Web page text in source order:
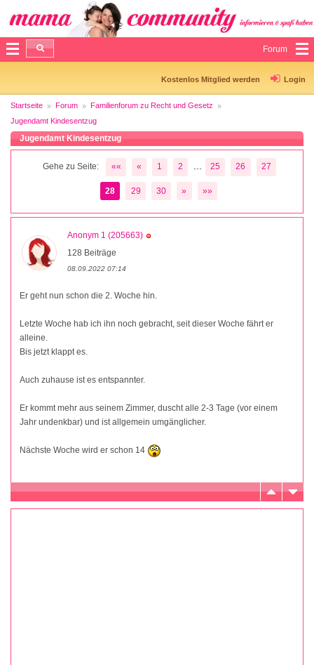
Forum
Kostenlos Mitglied werden Login
Startseite Forum
Familienforum zu Recht und Gesetz
Jugendamt Kindesentzug
Jugendamt Kindesentzug
Gehe zu Seite: «« « 1 2 25 26 27
28 29 30 » »»
Anonym 1 (205663)
128 Beiträge
08.09.2022 07:14
Er geht nun schon die 2. Woche hin.
Letzte Woche hab ich ihn noch gebracht, seit dieser Woche fährt er
alleine.
Bis jetzt klappt es.
Auch zuhause ist es entspannter.
Er kommt mehr aus seinem Zimmer, duscht alle 2-3 Tage (vor einem
Jahr undenkbar) und ist allgemein umgänglicher.
Nächste Woche wird er schon 14